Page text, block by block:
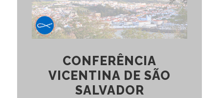
CONFERÊNCIA
VICENTINA DE SÃO
SALVADOR